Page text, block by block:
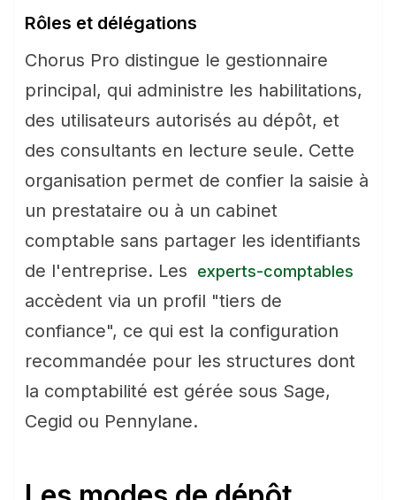
Rôles et délégations
Chorus Pro distingue le gestionnaire
principal, qui administre les habilitations,
des utilisateurs autorisés au dépôt, et
des consultants en lecture seule. Cette
organisation permet de confier la saisie à
un prestataire ou à un cabinet
comptable sans partager les identifiants
de l'entreprise. Les
experts-comptables
accèdent via un profil "tiers de
confiance", ce qui est la configuration
recommandée pour les structures dont
la comptabilité est gérée sous Sage,
Cegid ou Pennylane.